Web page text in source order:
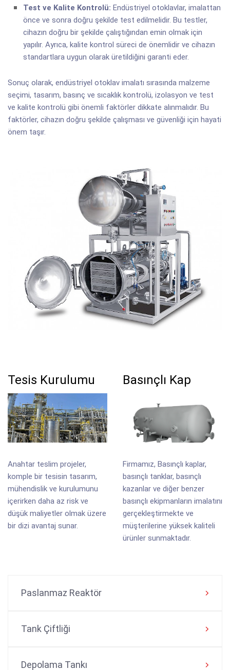
Paslanmaz Reaktör
Tank Çiftliği
Depolama Tankı
Test ve Kalite Kontrolü: Endüstriyel otoklavlar, imalattan
önce ve sonra doğru şekilde test edilmelidir. Bu testler,
cihazın doğru bir şekilde çalıştığından emin olmak için
yapılır. Ayrıca, kalite kontrol süreci de önemlidir ve cihazın
standartlara uygun olarak üretildiğini garanti eder.
Sonuç olarak, endüstriyel otoklav imalatı sırasında malzeme
seçimi, tasarım, basınç ve sıcaklık kontrolü, izolasyon ve test
ve kalite kontrolü gibi önemli faktörler dikkate alınmalıdır. Bu
faktörler, cihazın doğru şekilde çalışması ve güvenliği için hayati
önem taşır.
Tesis Kurulumu
Anahtar teslim projeler,
komple bir tesisin tasarım,
mühendislik ve kurulumunu
içerirken daha az risk ve
düşük maliyetler olmak üzere
bir dizi avantaj sunar.
Basınçlı Kap
Firmamız, Basınçlı kaplar,
basınçlı tanklar, basınçlı
kazanlar ve diğer benzer
basınçlı ekipmanların imalatını
gerçekleştirmekte ve
müşterilerine yüksek kaliteli
ürünler sunmaktadır.